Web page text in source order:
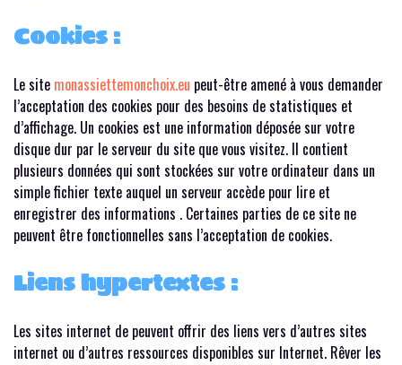
Cookies :
Le site monassiettemonchoix.eu peut-être amené à vous demander
l’acceptation des cookies pour des besoins de statistiques et
d’affichage. Un cookies est une information déposée sur votre
disque dur par le serveur du site que vous visitez. Il contient
plusieurs données qui sont stockées sur votre ordinateur dans un
simple fichier texte auquel un serveur accède pour lire et
enregistrer des informations . Certaines parties de ce site ne
peuvent être fonctionnelles sans l’acceptation de cookies.
Liens hypertextes :
Les sites internet de peuvent offrir des liens vers d’autres sites
internet ou d’autres ressources disponibles sur Internet. Rêver les